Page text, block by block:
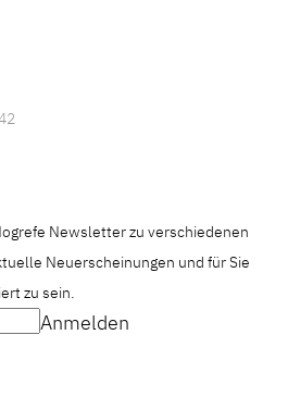
Newsletter zu verschiedenen
Neuerscheinungen und für Sie
zu sein.
Anmelden